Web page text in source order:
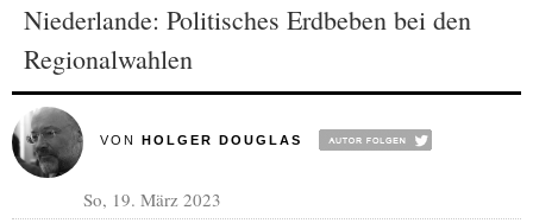
Niederlande: Politisches Erdbeben bei den
Regionalwahlen
VON HOLGER DOUGLAS
So, 19. März 2023